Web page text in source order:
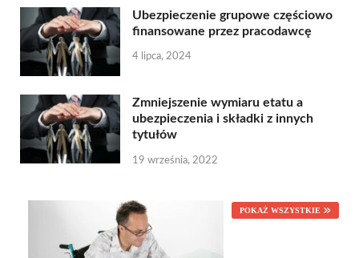
Ubezpieczenie grupowe częściowo
finansowane przez pracodawcę
4 lipca, 2024
Zmniejszenie wymiaru etatu a
ubezpieczenia i składki z innych
tytułów
19 września, 2022
POKAŻ WSZYSTKIE